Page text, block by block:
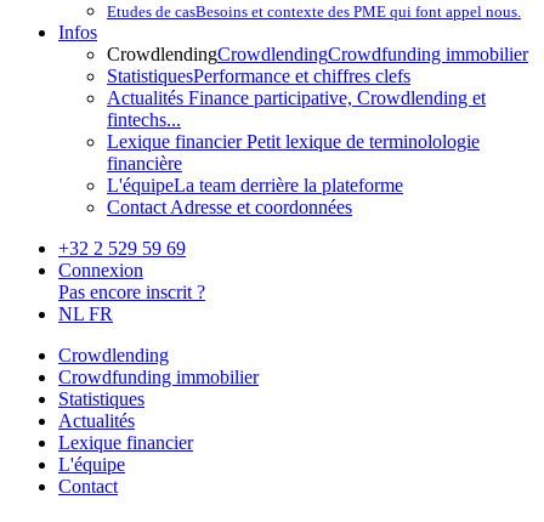
Etudes de casBesoins et contexte des PME qui font appel nous.
Infos
CrowdlendingCrowdlendingCrowdfunding immobilier
StatistiquesPerformance et chiffres clefs
Actualités Finance participative, Crowdlending et
fintechs...
Lexique financierPetit lexique de terminolologie
financière
L'équipeLa team derrière la plateforme
Contact Adresse et coordonnées
+32 2 529 59 69
Connexion
Pas encore inscrit ?
NL FR
Crowdlending
Crowdfunding immobilier
Statistiques
Actualités
Lexique financier
L'équipe
Contact